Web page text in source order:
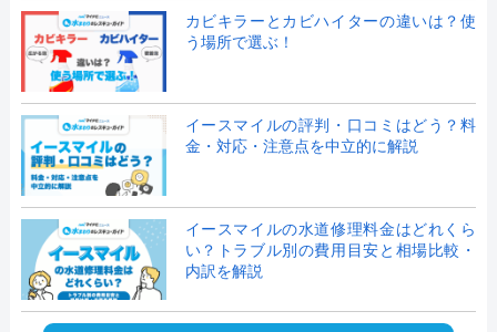
カビキラーとカビハイターの違いは？使
う場所で選ぶ！
イースマイルの評判・口コミはどう？料
金・対応・注意点を中立的に解説
イースマイルの水道修理料金はどれくら
い？トラブル別の費用目安と相場比較・
内訳を解説